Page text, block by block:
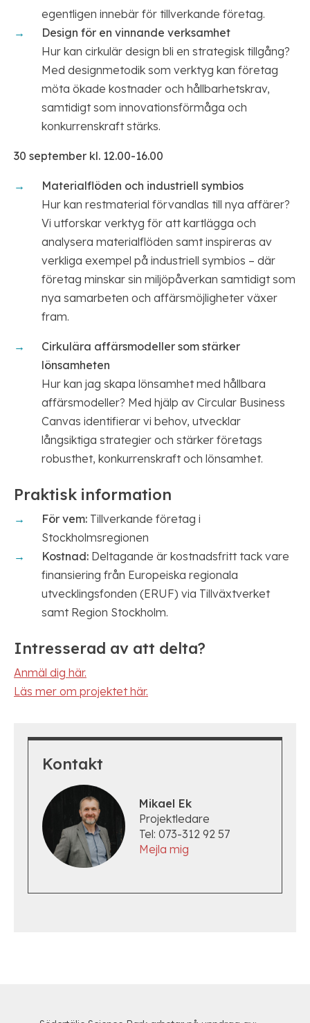
egentligen innebär för tillverkande företag.
Design för en vinnande verksamhet
Hur kan cirkulär design bli en strategisk tillgång?
Med designmetodik som verktyg kan företag
möta ökade kostnader och hållbarhetskrav,
samtidigt som innovationsförmåga och
konkurrenskraft stärks.
30 september kl. 12.00-16.00
Materialflöden och industriell symbios
Hur kan restmaterial förvandlas till nya affärer?
Vi utforskar verktyg för att kartlägga och
analysera materialflöden samt inspireras av
verkliga exempel på industriell symbios – där
företag minskar sin miljöpåverkan samtidigt som
nya samarbeten och affärsmöjligheter växer
fram.
Cirkulära affärsmodeller som stärker
lönsamheten
Hur kan jag skapa lönsamhet med hållbara
affärsmodeller? Med hjälp av Circular Business
Canvas identifierar vi behov, utvecklar
långsiktiga strategier och stärker företags
robusthet, konkurrenskraft och lönsamhet.
Praktisk information
För vem: Tillverkande företag i
Stockholmsregionen
Kostnad: Deltagande är kostnadsfritt tack vare
finansiering från Europeiska regionala
utvecklingsfonden (ERUF) via Tillväxtverket
samt Region Stockholm.
Intresserad av att delta?
Anmäl dig här.
Läs mer om projektet här.
Kontakt
Mikael Ek
Projektledare
Tel: 073-312 92 57
Mejla mig